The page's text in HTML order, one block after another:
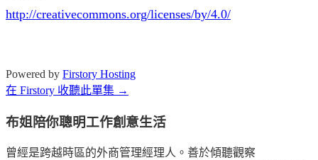
http://creativecommons.org/licenses/by/4.0/
Powered by Firstory Hosting
在 Firstory 收聽此單集 →
布姐陪你聰明工作創意生活
曾經是跨越時區的外商管理經理人。善於傾聽觀察